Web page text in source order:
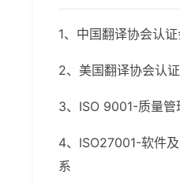
1、中国翻译协会认证
2、美国翻译协会认
3、ISO 9001-质量管
4、ISO27001-软件
系